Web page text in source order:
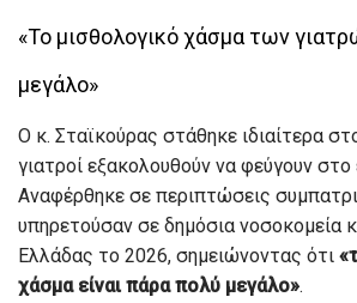
«Το μισθολογικό χάσμα των
μεγάλο»
Ο κ. Σταϊκούρας στάθηκε ιδιαίτερα
γιατροί εξακολουθούν να φεύγουν στο
Αναφέρθηκε σε περιπτώσεις
υπηρετούσαν σε δημόσια νοσοκομεία
Ελλάδας το 2026, σημειώνοντας ότι
χάσμα είναι πάρα πολύ μεγάλο».